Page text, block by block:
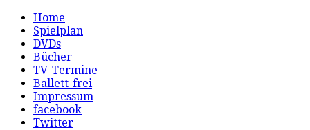
Home
Spielplan
DVDs
Bücher
TV-Termine
Ballett-frei
Impressum
facebook
Twitter